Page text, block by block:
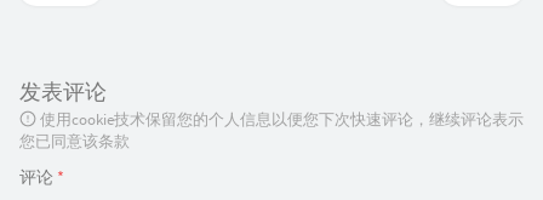
发表评论
使用cookie技术保留您的个人信息以便您下次快速评论，继续评论表示
您已同意该条款
评论 *